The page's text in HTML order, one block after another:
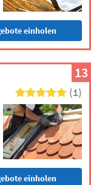
einholen
13
(1)
einholen